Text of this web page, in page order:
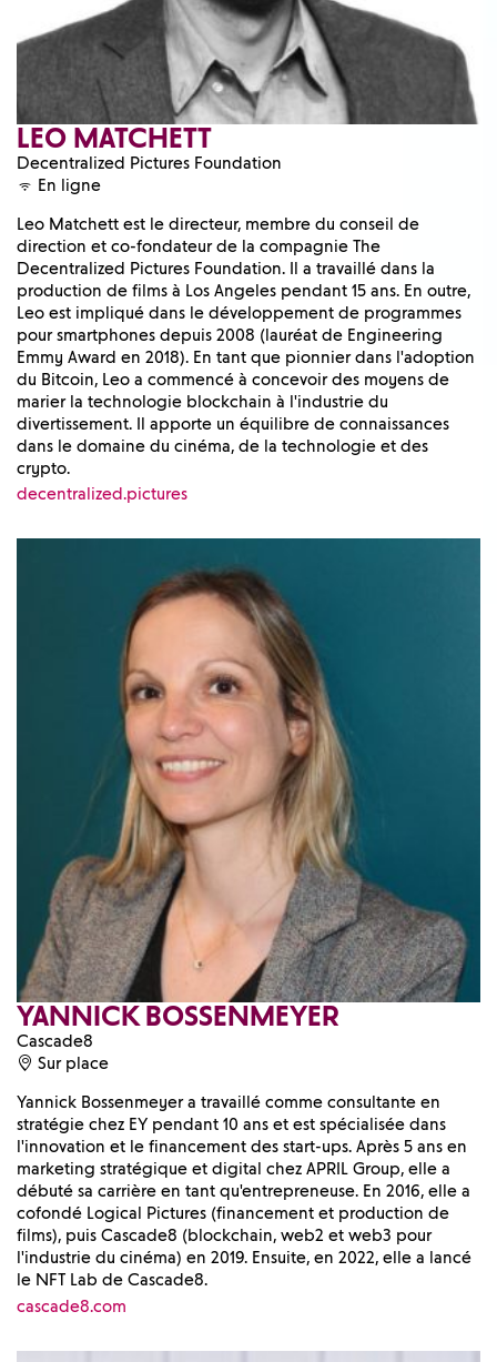
LEO MATCHETT
Decentralized Pictures Foundation
En ligne
Leo Matchett est le directeur, membre du conseil de
direction et co-fondateur de la compagnie The
Decentralized Pictures Foundation. Il a travaillé dans la
production de films à Los Angeles pendant 15 ans. En outre,
Leo est impliqué dans le développement de programmes
pour smartphones depuis 2008 (lauréat de Engineering
Emmy Award en 2018). En tant que pionnier dans l'adoption
du Bitcoin, Leo a commencé à concevoir des moyens de
marier la technologie blockchain à l'industrie du
divertissement. Il apporte un équilibre de connaissances
dans le domaine du cinéma, de la technologie et des
crypto.
decentralized.pictures
YANNICK BOSSENMEYER
Cascade8
Sur place
Yannick Bossenmeyer a travaillé comme consultante en
stratégie chez EY pendant 10 ans et est spécialisée dans
l'innovation et le financement des start-ups. Après 5 ans en
marketing stratégique et digital chez APRIL Group, elle a
débuté sa carrière en tant qu'entrepreneuse. En 2016, elle a
cofondé Logical Pictures (financement et production de
films), puis Cascade8 (blockchain, web2 et web3 pour
l'industrie du cinéma) en 2019. Ensuite, en 2022, elle a lancé
le NFT Lab de Cascade8.
cascade8.com